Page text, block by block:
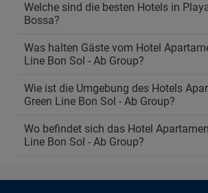
Welche sind die besten Hotels in
Bossa?
Was halten Gäste vom Hotel
Line Bon Sol - Ab Group?
Wie ist die Umgebung des Hotels
Green Line Bon Sol - Ab Group?
Wo befindet sich das Hotel
Line Bon Sol - Ab Group?